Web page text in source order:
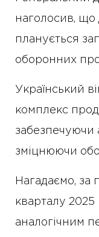
наголосив, що
планується
оборонних
Український
комплекс
забезпечуючи
зміцнюючи
Нагадаємо, за
кварталу 2025
аналогічним